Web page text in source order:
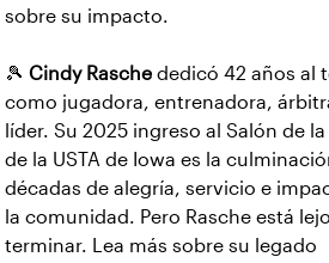
sobre su impacto.
🎾 Cindy Rasche dedicó 42 años al
como jugadora, entrenadora,
líder. Su 2025 ingreso al Salón de la
de la USTA de Iowa es la
décadas de alegría, servicio e
la comunidad. Pero Rasche está
terminar. Lea más sobre su legado